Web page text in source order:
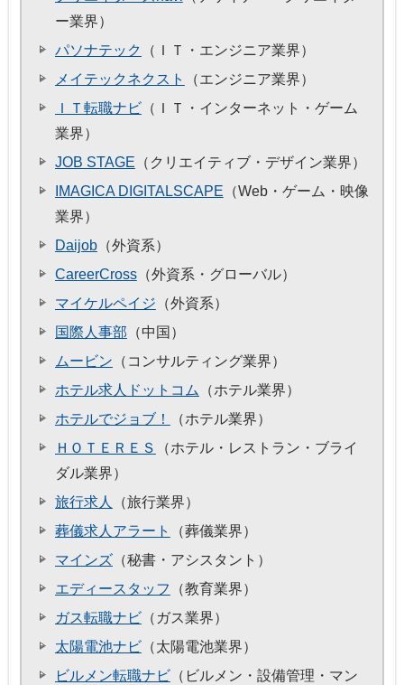
ー業界）
パソナテック
（ＩＴ・エンジニア業界）
メイテックネクスト
（エンジニア業界）
ＩＴ転職ナビ（ＩＴ・インターネット・ゲーム
業界）
JOB STAGE （クリエイティブ・デザイン業界）
IMAGICA DIGITALSCAPE （Web・ゲーム・映像
業界）
Daijob（外資系）
CareerCross（外資系・グローバル）
マイケルペイジ （外資系）
国際人事部 （中国）
ムービン （コンサルティング業界）
ホテル求人ドットコム
（ホテル業界）
ホテルでジョブ！
（ホテル業界）
ＨＯＴＥＲＥＳ
（ホテル・レストラン・ブライ
ダル業界）
旅行求人
（旅行業界）
葬儀求人アラート
（葬儀業界）
マインズ（秘書・アシスタント）
エディースタッフ
（教育業界）
ガス転職ナビ（ガス業界）
太陽電池ナビ（太陽電池業界）
ビルメン転職ナビ（ビルメン・設備管理・マン